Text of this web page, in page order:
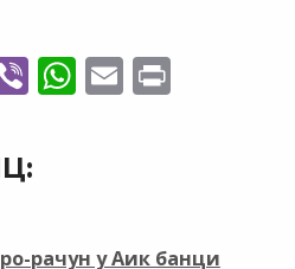
Vi
er
W E Pr
рачун у Аик банци